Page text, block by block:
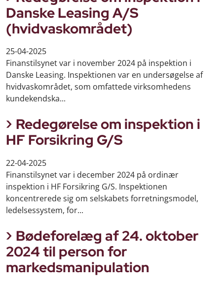
Danske Leasing A/S
(hvidvaskområdet)
25-04-2025
Finanstilsynet var i november 2024 på inspektion i
Danske Leasing. Inspektionen var en undersøgelse af
hvidvaskområdet, som omfattede virksomhedens
kundekendska...
Redegørelse om inspektion i
HF Forsikring G/S
22-04-2025
Finanstilsynet var i december 2024 på ordinær
inspektion i HF Forsikring G/S. Inspektionen
koncentrerede sig om selskabets forretningsmodel,
ledelsessystem, for...
Bødeforelæg af 24. oktober
2024 til person for
markedsmanipulation